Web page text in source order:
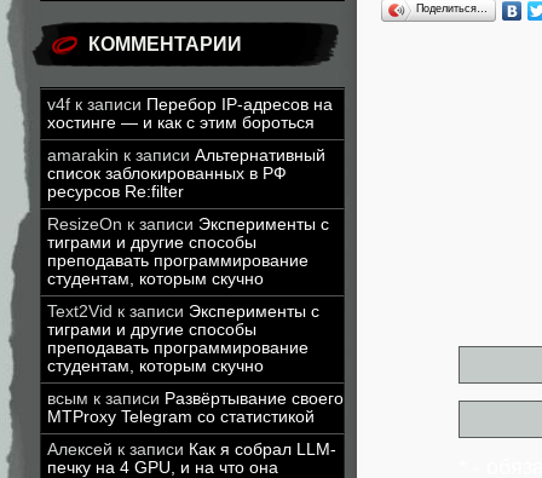
КОММЕНТАРИИ
v4f к записи Перебор IP-адресов на
хостинге — и как с этим бороться
amarakin к записи Альтернативный
список заблокированных в РФ
ресурсов Re:filter
ResizeOn к записи Эксперименты с
тиграми и другие способы
преподавать программирование
студентам, которым скучно
Text2Vid к записи Эксперименты с
тиграми и другие способы
преподавать программирование
студентам, которым скучно
всым к записи Развёртывание своего
MTProxy Telegram со статистикой
Алексей к записи Как я собрал LLM-
печку на 4 GPU, и на что она
Поделиться…